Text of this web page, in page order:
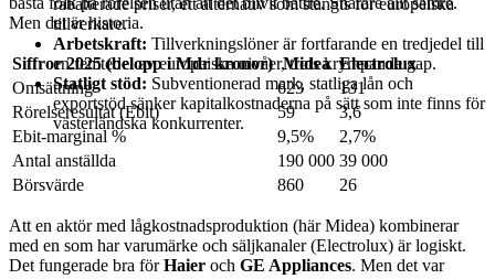
rabatterade priser, ett alternativ som stängts för europeiska
tillverkare.
Arbetskraft: Tillverkningslöner är fortfarande en tredjedel till
en femtedel av europeiska nivåer, trots krympande gap.
Statligt stöd: Subventionerad mark, statliga lån och
exportstöd sänker kapitalkostnaderna på sätt som inte finns för
västerländska konkurrenter.
Men det är historia.
Siffror 2025 (belopp i Mdr kronor) Midea Electrolux
Omsättning
623
131
Rörelseresultat (Ebit)
59
3,6
Ebit-marginal %
9,5%
2,7%
Antal anställda
190 000 39 000
Börsvärde
860 26
Att en aktör med lågkostnadsproduktion (här Midea) kombinerar
med en som har varumärke och säljkanaler (Electrolux) är logiskt.
Det fungerade bra förHaier och GE Appliances. Men det var